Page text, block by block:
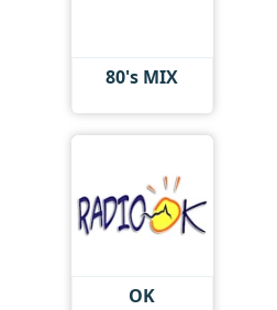
80's MIX
OK